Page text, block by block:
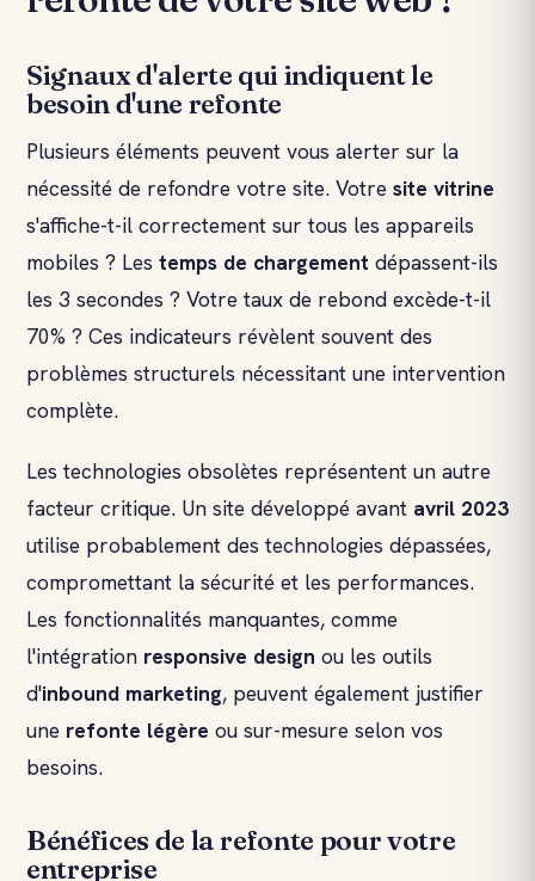
Signaux d'alerte qui indiquent le
besoin d'une refonte
Plusieurs éléments peuvent vous alerter sur la
nécessité de refondre votre site. Votre site vitrine
s'affiche-t-il correctement sur tous les appareils
mobiles ? Les temps de chargement dépassent-ils
les 3 secondes ? Votre taux de rebond excède-t-il
70% ? Ces indicateurs révèlent souvent des
problèmes structurels nécessitant une intervention
complète.
Les technologies obsolètes représentent un autre
facteur critique. Un site développé avant avril 2023
utilise probablement des technologies dépassées,
compromettant la sécurité et les performances.
Les fonctionnalités manquantes, comme
l'intégration responsive design ou les outils
d'inbound marketing, peuvent également justifier
une refonte légère ou sur-mesure selon vos
besoins.
Bénéfices de la refonte pour votre
entreprise